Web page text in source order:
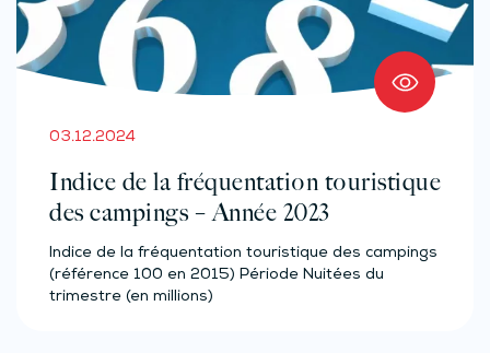
03.12.2024
Indice de la fréquentation touristique
des campings – Année 2023
Indice de la fréquentation touristique des campings
(référence 100 en 2015) Période Nuitées du
trimestre (en millions)